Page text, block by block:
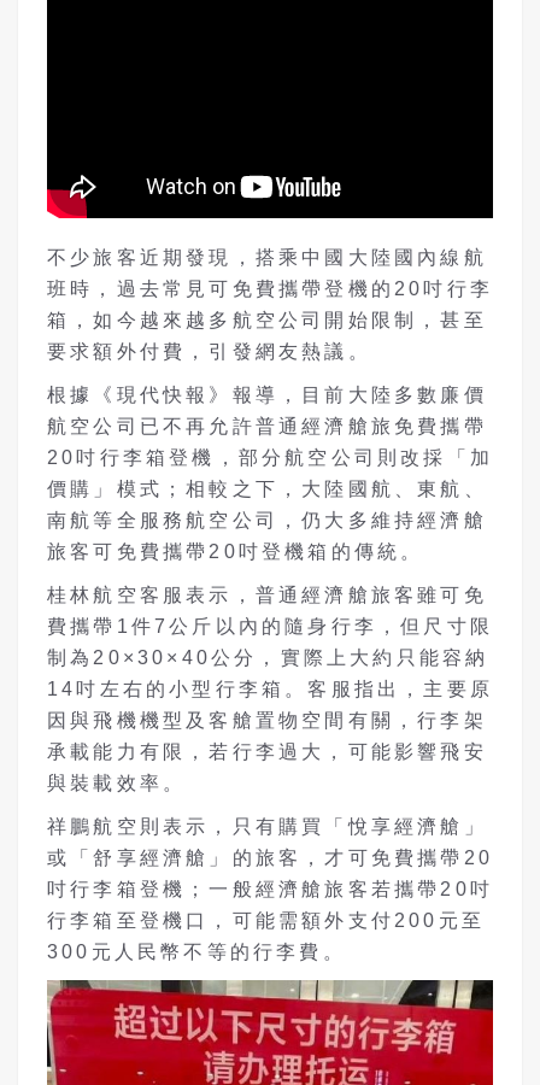
不少旅客近期發現，搭乘中國大陸國內線航
班時，過去常見可免費攜帶登機的20吋行李
箱，如今越來越多航空公司開始限制，甚至
要求額外付費，引發網友熱議。
根據《現代快報》報導，目前大陸多數廉價
航空公司已不再允許普通經濟艙旅免費攜帶
20吋行李箱登機，部分航空公司則改採「加
價購」模式；相較之下，大陸國航、東航、
南航等全服務航空公司，仍大多維持經濟艙
旅客可免費攜帶20吋登機箱的傳統。
桂林航空客服表示，普通經濟艙旅客雖可免
費攜帶1件7公斤以內的隨身行李，但尺寸限
制為20×30×40公分，實際上大約只能容納
14吋左右的小型行李箱。客服指出，主要原
因與飛機機型及客艙置物空間有關，行李架
承載能力有限，若行李過大，可能影響飛安
與裝載效率。
祥鵬航空則表示，只有購買「悅享經濟艙」
或「舒享經濟艙」的旅客，才可免費攜帶20
吋行李箱登機；一般經濟艙旅客若攜帶20吋
行李箱至登機口，可能需額外支付200元至
300元人民幣不等的行李費。